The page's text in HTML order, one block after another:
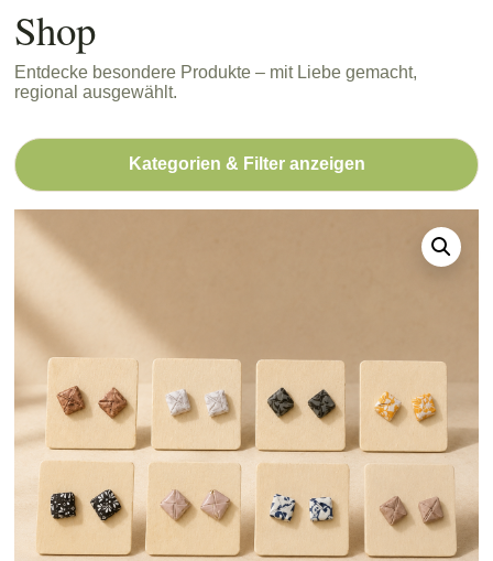
Shop
Entdecke besondere Produkte – mit Liebe gemacht,
regional ausgewählt.
Kategorien & Filter anzeigen